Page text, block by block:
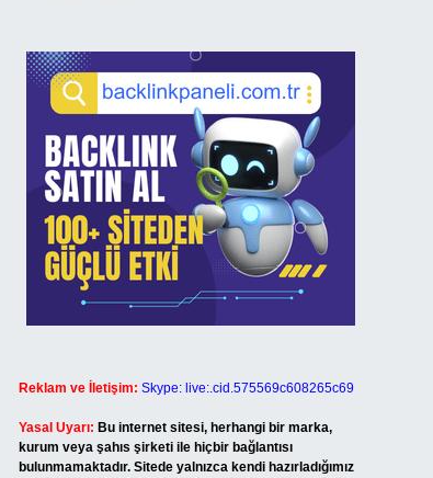
Reklam ve İletişim: Skype: live:.cid.575569c608265c69
Yasal Uyarı: Bu internet sitesi, herhangi bir marka,
kurum veya şahıs şirketi ile hiçbir bağlantısı
bulunmamaktadır. Sitede yalnızca kendi hazırladığımız